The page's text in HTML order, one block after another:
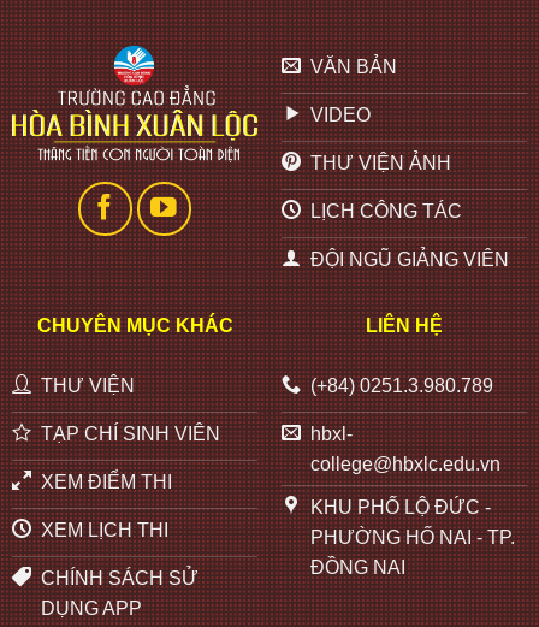
VĂN BẢN
VIDEO
THƯ VIỆN ẢNH
LỊCH CÔNG TÁC
ĐỘI NGŨ GIẢNG VIÊN
CHUYÊN MỤC KHÁC
THƯ VIỆN
TẠP CHÍ SINH VIÊN
XEM ĐIỂM THI
XEM LỊCH THI
CHÍNH SÁCH SỬ
DỤNG APP
LIÊN HỆ
(+84) 0251.3.980.789
hbxl-
college@hbxlc.edu.vn
KHU PHỐ LỘ ĐỨC -
PHƯỜNG HỐ NAI - TP.
ĐỒNG NAI